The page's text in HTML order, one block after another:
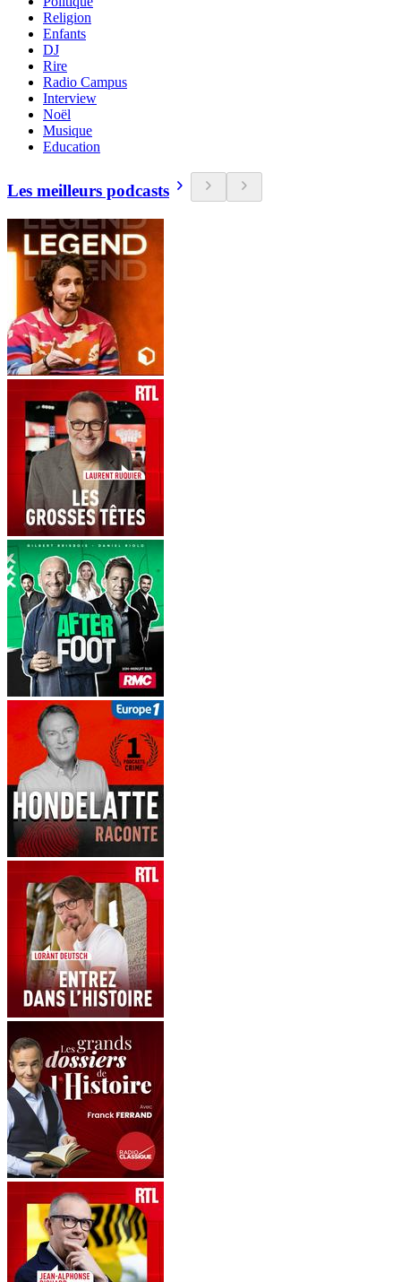
Religion
Enfants
DJ
Rire
Radio Campus
Interview
Noël
Musique
Education
Les meilleurs podcasts